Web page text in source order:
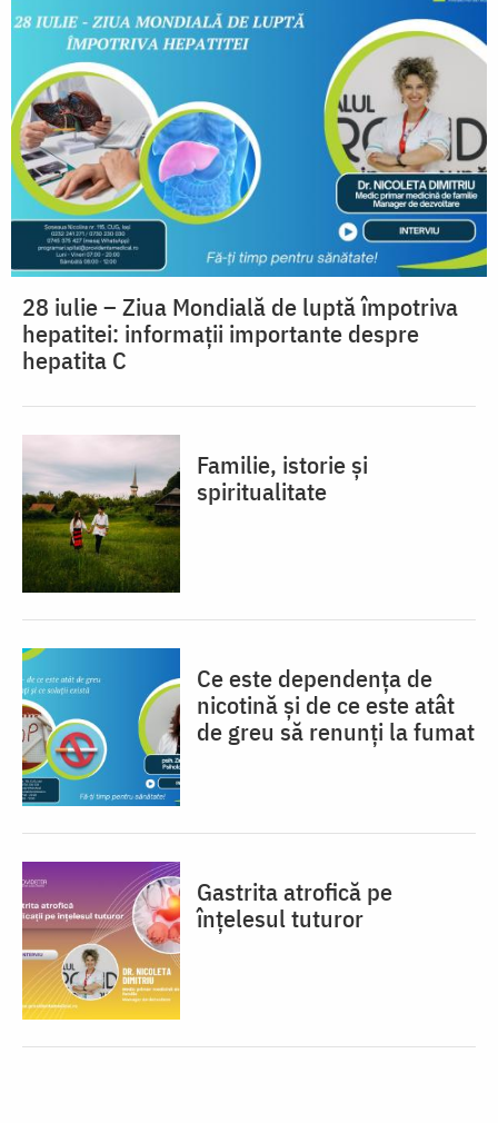
28 iulie – Ziua Mondială de luptă împotriva
hepatitei: informații importante despre
hepatita C
Familie, istorie și
spiritualitate
Ce este dependența de
nicotină și de ce este atât
de greu să renunți la fumat
Gastrita atrofică pe
înțelesul tuturor